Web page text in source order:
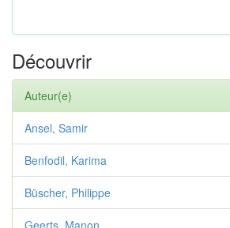
Découvrir
Auteur(e)
Ansel, Samir
Benfodil, Karima
Büscher, Philippe
Geerts, Manon